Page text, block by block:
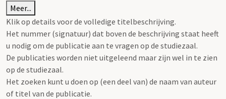
Meer...
Klik op details voor de volledige titelbeschrijving.
Het nummer (signatuur) dat boven de beschrijving staat heeft
u nodig om de publicatie aan te vragen op de studiezaal.
De publicaties worden niet uitgeleend maar zijn wel in te zien
op de studiezaal.
Het zoeken kunt u doen op (een deel van) de naam van auteur
of titel van de publicatie.